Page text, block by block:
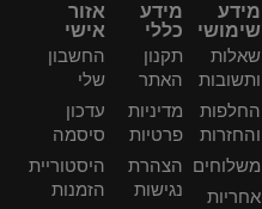
מידע
שימושי
שאלות
ותשובות
החלפות
והחזרות
משלוחים
אחריות
מידע
כללי
תקנון
האתר
מדיניות
פרטיות
הצהרת
נגישות
אזור
אישי
החשבון
שלי
עדכון
סיסמה
היסטוריית
הזמנות